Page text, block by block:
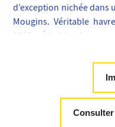
d’exception nichée dans
Mougins. Véritable
1100 m² habitables sur
Inspirée par une
villa séduit par ses
matériaux de très
avec ascenseur, elle
six suites avec salles de